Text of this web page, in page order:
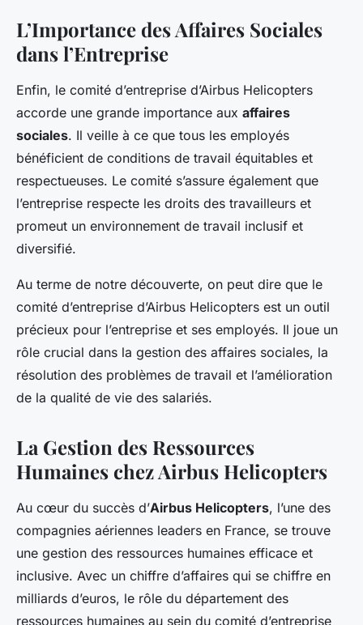
L’Importance des Affaires Sociales
dans l’Entreprise
Enfin, le comité d’entreprise d’Airbus Helicopters
accorde une grande importance aux affaires
sociales. Il veille à ce que tous les employés
bénéficient de conditions de travail équitables et
respectueuses. Le comité s’assure également que
l’entreprise respecte les droits des travailleurs et
promeut un environnement de travail inclusif et
diversifié.
Au terme de notre découverte, on peut dire que le
comité d’entreprise d’Airbus Helicopters est un outil
précieux pour l’entreprise et ses employés. Il joue un
rôle crucial dans la gestion des affaires sociales, la
résolution des problèmes de travail et l’amélioration
de la qualité de vie des salariés.
La Gestion des Ressources
Humaines chez Airbus Helicopters
Au cœur du succès d’Airbus Helicopters, l’une des
compagnies aériennes leaders en France, se trouve
une gestion des ressources humaines efficace et
inclusive. Avec un chiffre d’affaires qui se chiffre en
milliards d’euros, le rôle du département des
ressources humaines au sein du comité d’entreprise